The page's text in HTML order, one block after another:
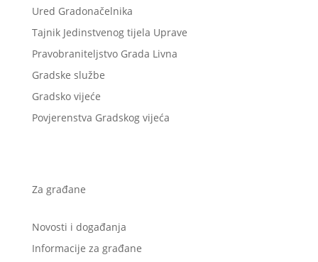
Ured Gradonačelnika
Tajnik Jedinstvenog tijela Uprave
Pravobraniteljstvo Grada Livna
Gradske službe
Gradsko vijeće
Povjerenstva Gradskog vijeća
Za građane
Novosti i događanja
Informacije za građane